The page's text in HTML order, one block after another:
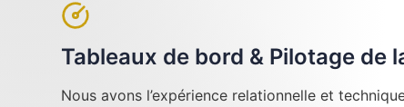
Tableaux de bord & Pilotage de
Nous avons l’expérience relationnelle et